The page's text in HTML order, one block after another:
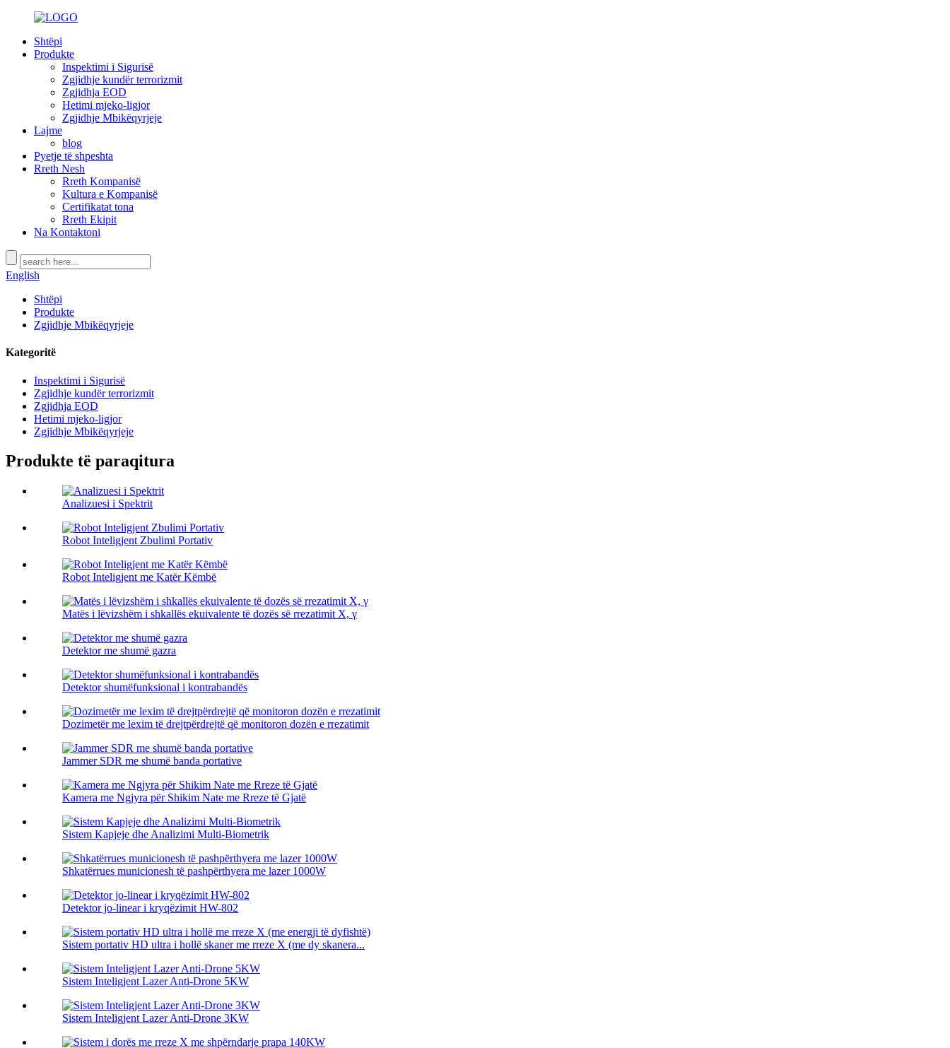
Shtëpi
Produkte
Inspektimi i Sigurisë
Zgjidhje kundër terrorizmit
Zgjidhja EOD
Hetimi mjeko-ligjor
Zgjidhje Mbikëqyrjeje
Lajme
blog
Pyetje të shpeshta
Rreth Nesh
Rreth Kompanisë
Kultura e Kompanisë
Certifikatat tona
Rreth Ekipit
Na Kontaktoni
English
Shtëpi
Produkte
Zgjidhje Mbikëqyrjeje
Kategoritë
Inspektimi i Sigurisë
Zgjidhje kundër terrorizmit
Zgjidhja EOD
Hetimi mjeko-ligjor
Zgjidhje Mbikëqyrjeje
Produkte të paraqitura
Analizuesi i Spektrit
Robot Inteligjent Zbulimi Portativ
Robot Inteligjent me Katër Këmbë
Matës i lëvizshëm i shkallës ekuivalente të dozës së rrezatimit X, γ
Detektor me shumë gazra
Detektor shumëfunksional i kontrabandës
Dozimetër me lexim të drejtpërdrejtë që monitoron dozën e rrezatimit
Jammer SDR me shumë banda portative
Kamera me Ngjyra për Shikim Nate me Rreze të Gjatë
Sistem Kapjeje dhe Analizimi Multi-Biometrik
Shkatërrues municionesh të pashpërthyera me lazer 1000W
Detektor jo-linear i kryqëzimit HW-802
Sistem portativ HD ultra i hollë skaner me rreze X (me dy skanera...
Sistem Inteligjent Lazer Anti-Drone 5KW
Sistem Inteligjent Lazer Anti-Drone 3KW